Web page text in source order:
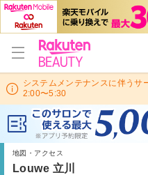
システムメンテナンスに伴うサ
2:00〜5:30
地図・アクセス
Louwe 立川